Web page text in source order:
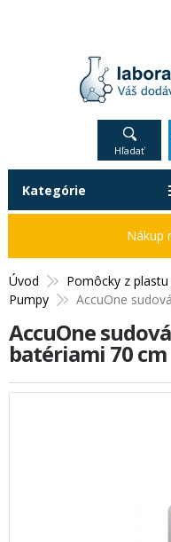
Hľadať
Úvod Pomôcky z
Pumpy
AccuOne
AccuOne
batériami 70 cm
Kategórie
Nákup